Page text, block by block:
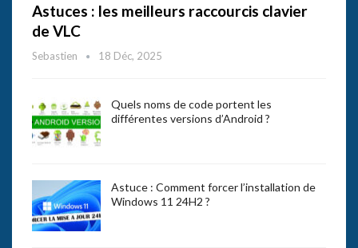
Astuces : les meilleurs raccourcis clavier
de VLC
Sebastien 18 Déc, 2025
Quels noms de code portent les
différentes versions d’Android ?
Astuce : Comment forcer l’installation de
Windows 11 24H2 ?